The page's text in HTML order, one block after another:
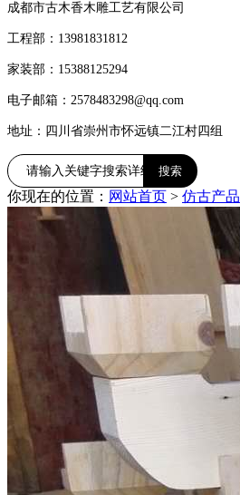
成都市古木香木雕工艺有限公司
工程部：13981831812
家装部：15388125294
电子邮箱：2578483298@qq.com
地址：四川省崇州市怀远镇二江村四组
你现在的位置： 网站首页 > 仿古产品